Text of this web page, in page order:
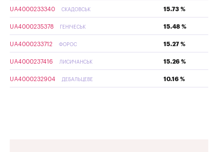
UA4000233340 СКАДОВСЬК 15.73 %
UA4000235378 ГЕНІЧЕСЬК 15.48 %
UA4000233712 ФОРОС 15.27 %
UA4000237416 ЛИСИЧАНСЬК 15.26 %
UA4000232904 ДЕБАЛЬЦЕВЕ 10.16 %